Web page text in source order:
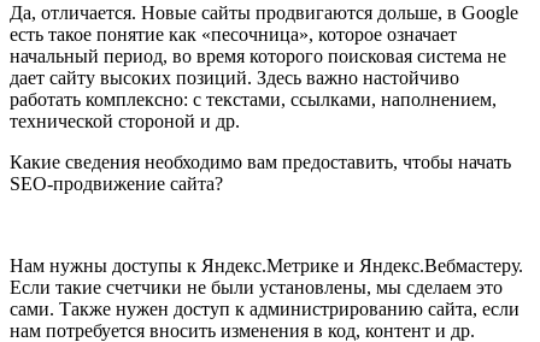
Да, отличается. Новые сайты продвигаются дольше, в Google
есть такое понятие как «песочница», которое означает
начальный период, во время которого поисковая система не
дает сайту высоких позиций. Здесь важно настойчиво
работать комплексно: с текстами, ссылками, наполнением,
технической стороной и др.
Какие сведения необходимо вам предоставить, чтобы начать
SEO-продвижение сайта?
Нам нужны доступы к Яндекс.Метрике и Яндекс.Вебмастеру.
Если такие счетчики не были установлены, мы сделаем это
сами. Также нужен доступ к администрированию сайта, если
нам потребуется вносить изменения в код, контент и др.